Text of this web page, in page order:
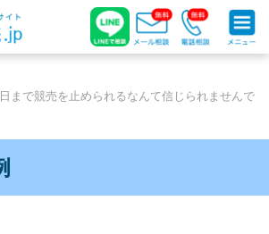
まで競売を止められるなんて信じられませんで